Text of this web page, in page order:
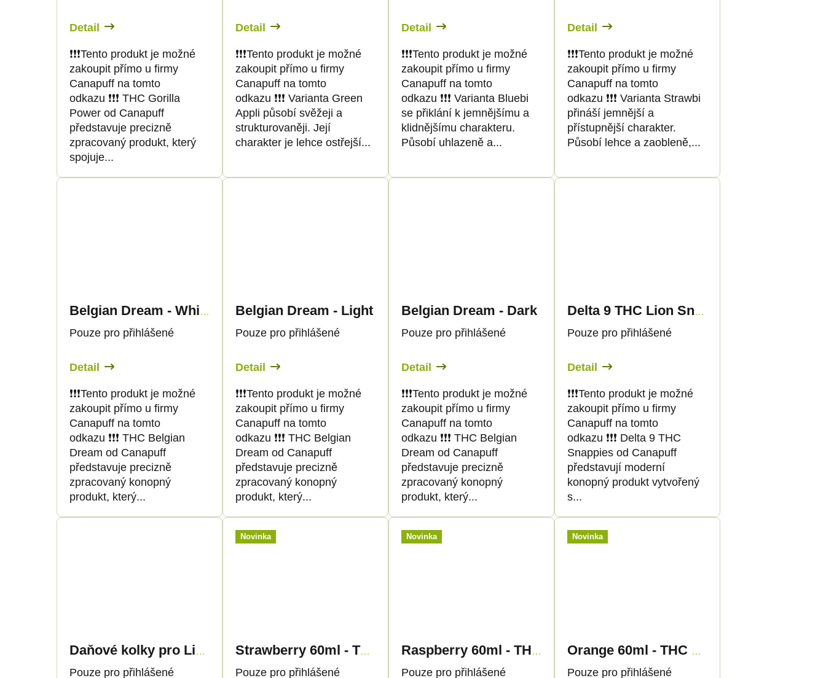
Detail
❗️❗️❗️Tento produkt je možné
zakoupit přímo u firmy
Canapuff na tomto
odkazu ❗️❗️❗️ THC Gorilla
Power od Canapuff
představuje precizně
zpracovaný produkt, který
spojuje...
Detail
❗️❗️❗️Tento produkt je možné
zakoupit přímo u firmy
Canapuff na tomto
odkazu ❗️❗️❗️ Varianta Green
Appli působí svěžeji a
strukturovaněji. Její
charakter je lehce ostřejší...
Detail
❗️❗️❗️Tento produkt je možné
zakoupit přímo u firmy
Canapuff na tomto
odkazu ❗️❗️❗️ Varianta Bluebi
se přiklání k jemnějšímu a
klidnějšímu charakteru.
Působí uhlazeně a...
Detail
❗️❗️❗️Tento produkt je možné
zakoupit přímo u firmy
Canapuff na tomto
odkazu ❗️❗️❗️ Varianta Strawbi
přináší jemnější a
přístupnější charakter.
Působí lehce a zaobleně,...
Belgian Dream - White
Pouze pro přihlášené
Detail
❗️❗️❗️Tento produkt je možné
zakoupit přímo u firmy
Canapuff na tomto
odkazu ❗️❗️❗️ THC Belgian
Dream od Canapuff
představuje precizně
zpracovaný konopný
produkt, který...
Belgian Dream - Light
Pouze pro přihlášené
Detail
❗️❗️❗️Tento produkt je možné
zakoupit přímo u firmy
Canapuff na tomto
odkazu ❗️❗️❗️ THC Belgian
Dream od Canapuff
představuje precizně
zpracovaný konopný
produkt, který...
Belgian Dream - Dark
Pouze pro přihlášené
Detail
❗️❗️❗️Tento produkt je možné
zakoupit přímo u firmy
Canapuff na tomto
odkazu ❗️❗️❗️ THC Belgian
Dream od Canapuff
představuje precizně
zpracovaný konopný
produkt, který...
Delta 9 THC Lion Snappies
Pouze pro přihlášené
Detail
❗️❗️❗️Tento produkt je možné
zakoupit přímo u firmy
Canapuff na tomto
odkazu ❗️❗️❗️ Delta 9 THC
Snappies od Canapuff
představují moderní
konopný produkt vytvořený
s...
Daňové kolky pro Liquidy 30ml - pouze pro DE!
Pouze pro přihlášené
Novinka
Strawberry 60ml - THC SHOT - Canapuff
Pouze pro přihlášené
Novinka
Raspberry 60ml - THC SHOT - Canapuff
Pouze pro přihlášené
Novinka
Orange 60ml - THC SHOT - Canapuff
Pouze pro přihlášené